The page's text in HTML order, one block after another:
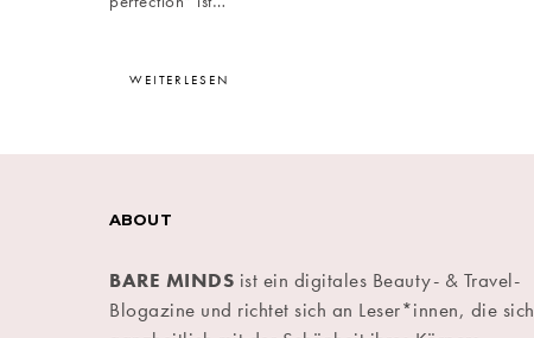
WEITERLESEN
ABOUT
BARE MINDS ist ein digitales Beauty- & Travel-
Blogazine und richtet sich an Leser*innen, die sich